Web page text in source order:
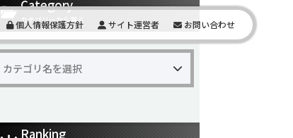
個人情報保護方針 サイト運営者 お問い合わせ
Category
カテゴリーから選ぶ
Ranking